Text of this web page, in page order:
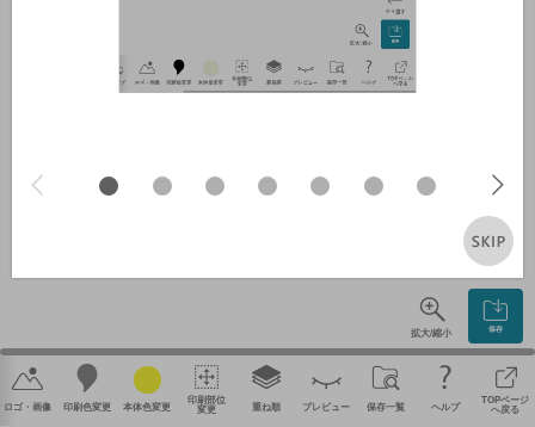
保存
拡大/縮小
ロゴ・画像 印刷色変更 本体色変更
印刷部位
変更 重ね順 プレビュー 保存一覧 ヘルプ
TOPページ
へ戻る